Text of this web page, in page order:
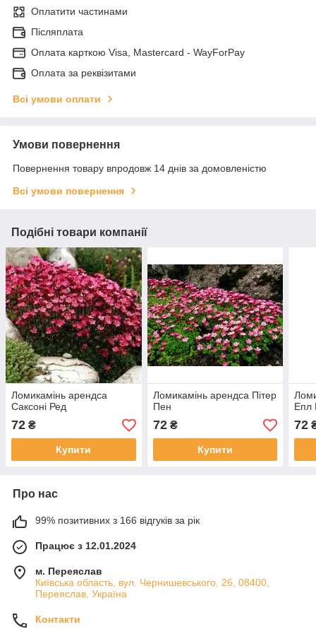
Оплатити частинами
Післяплата
Оплата карткою Visa, Mastercard - WayForPay
Оплата за реквізитами
Всі умови оплати
Умови повернення
Повернення товару впродовж 14 днів за домовленістю
Всі умови повернення
Подібні товари компанії
Ломикамінь арендса
Саксоні Ред
72 ₴
Купити
Ломикамінь арендса Пітер
Пен
72₴
Купити
Епл
72
Про нас
99% позитивних з 166 відгуків за рік
Працює з 12.01.2024
м. Переяслав
Київська область, вул. Чернишевського, 26, 08400,
Переяслав, Україна
Контакти